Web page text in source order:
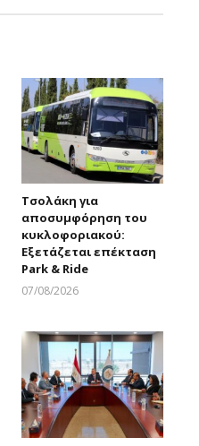
Τσολάκη για
αποσυμφόρηση του
κυκλοφοριακού:
Εξετάζεται επέκταση
Park & Ride
07/08/2026